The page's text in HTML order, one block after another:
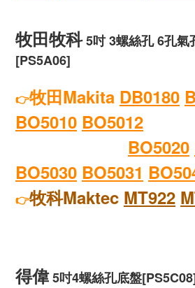
牧田牧科5吋 3螺絲孔 6孔氣
[PS5A06]
👉牧田Makita DB0180
BO5010 BO5012
BO5020
BO5030 BO5031
👉牧科Maktec MT922
得偉5吋4螺絲孔底盤